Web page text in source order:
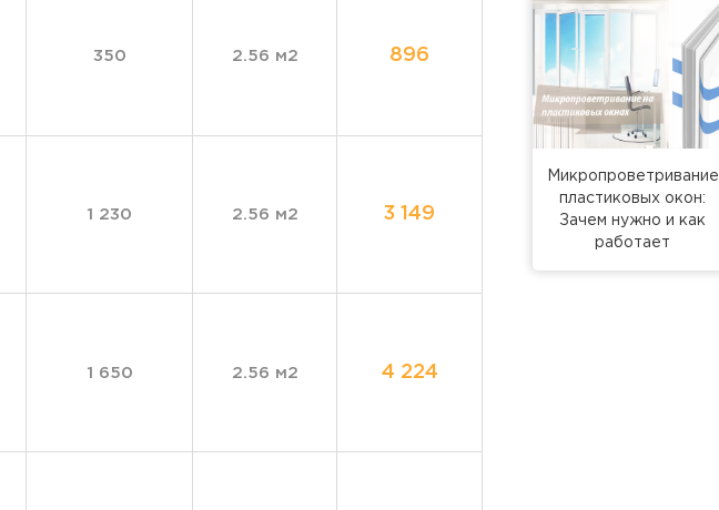
350 2.56 м2 896
1 230 2.56 м2 3 149
1 650 2.56 м2 4 224
Микропроветривание
пластиковых окон:
Зачем нужно и как
работает